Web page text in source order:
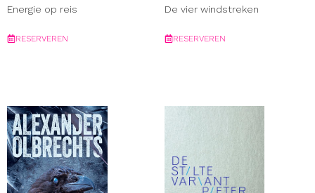
Energie op reis
RESERVEREN
De vier windstreken
RESERVEREN